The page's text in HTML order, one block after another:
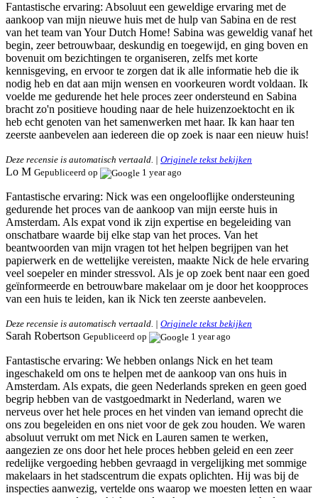
Fantastische ervaring: Absoluut een geweldige ervaring met de
aankoop van mijn nieuwe huis met de hulp van Sabina en de rest
van het team van Your Dutch Home! Sabina was geweldig vanaf het
begin, zeer betrouwbaar, deskundig en toegewijd, en ging boven en
bovenuit om bezichtingen te organiseren, zelfs met korte
kennisgeving, en ervoor te zorgen dat ik alle informatie heb die ik
nodig heb en dat aan mijn wensen en voorkeuren wordt voldaan. Ik
voelde me gedurende het hele proces zeer ondersteund en Sabina
bracht zo'n positieve houding naar de hele huizenzoektocht en ik
heb echt genoten van het samenwerken met haar. Ik kan haar ten
zeerste aanbevelen aan iedereen die op zoek is naar een nieuw huis!
Deze recensie is automatisch vertaald. | Originele tekst bekijken
Lo M Gepubliceerd op 1 year ago
Fantastische ervaring: Nick was een ongelooflijke ondersteuning
gedurende het proces van de aankoop van mijn eerste huis in
Amsterdam. Als expat vond ik zijn expertise en begeleiding van
onschatbare waarde bij elke stap van het proces. Van het
beantwoorden van mijn vragen tot het helpen begrijpen van het
papierwerk en de wettelijke vereisten, maakte Nick de hele ervaring
veel soepeler en minder stressvol. Als je op zoek bent naar een goed
geïnformeerde en betrouwbare makelaar om je door het koopproces
van een huis te leiden, kan ik Nick ten zeerste aanbevelen.
Deze recensie is automatisch vertaald. | Originele tekst bekijken
Sarah Robertson Gepubliceerd op 1 year ago
Fantastische ervaring: We hebben onlangs Nick en het team
ingeschakeld om ons te helpen met de aankoop van ons huis in
Amsterdam. Als expats, die geen Nederlands spreken en geen goed
begrip hebben van de vastgoedmarkt in Nederland, waren we
nerveus over het hele proces en het vinden van iemand oprecht die
ons zou begeleiden en ons niet voor de gek zou houden. We waren
absoluut verrukt om met Nick en Lauren samen te werken,
aangezien ze ons door het hele proces hebben geleid en een zeer
redelijke vergoeding hebben gevraagd in vergelijking met sommige
makelaars in het stadscentrum die expats oplichten. Hij was bij de
inspecties aanwezig, vertelde ons waarop we moesten letten en waar